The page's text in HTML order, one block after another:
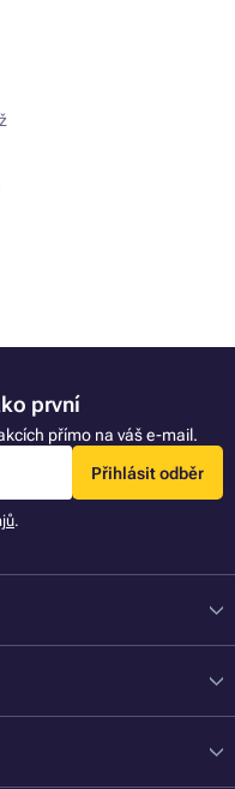
první
přímo na váš e-mail.
Přihlásit odběr
.